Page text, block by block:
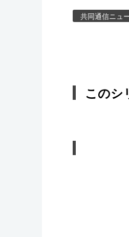
共同通信ニュ
このシ